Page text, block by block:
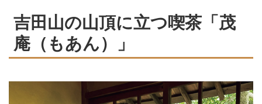
吉田山の山頂に立つ喫茶「茂
庵（もあん）」